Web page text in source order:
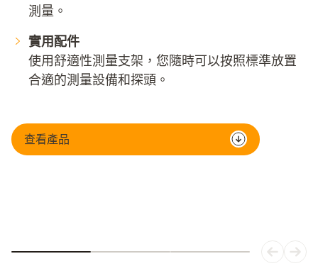
測量。
實用配件
使用舒適性測量支架，您隨時可以按照標準放置
合適的測量設備和探頭。
查看產品